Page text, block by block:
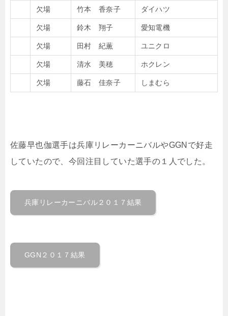
欠場 竹本 香奈子 ダイハツ
欠場 鈴木 翔子 愛知電機
欠場 田村 紀薫 ユニクロ
欠場 清水 美穂 ホクレン
欠場 藤石 佳奈子 しまむら
佐藤早也伽選手は兵庫リレーカーニバルやGGNで好走
していたので、今回注目していた選手の１人でした。
兵庫リレーカーニバル２０１７結果
GGN２０１７結果